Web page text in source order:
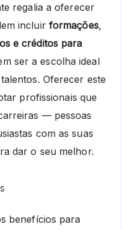
regalia a oferecer
incluir formações,
e créditos para
ser a escolha ideal
Oferecer este
profissionais que
— pessoas
com as suas
dar o seu melhor.
benefícios para